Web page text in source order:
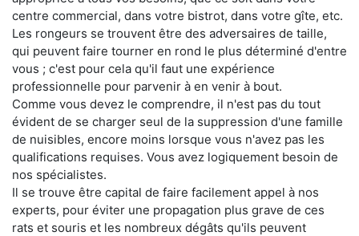
centre commercial, dans votre bistrot, dans votre gîte, etc.
Les rongeurs se trouvent être des adversaires de taille,
qui peuvent faire tourner en rond le plus déterminé d'entre
vous ; c'est pour cela qu'il faut une expérience
professionnelle pour parvenir à en venir à bout.
Comme vous devez le comprendre, il n'est pas du tout
évident de se charger seul de la suppression d'une famille
de nuisibles, encore moins lorsque vous n'avez pas les
qualifications requises. Vous avez logiquement besoin de
nos spécialistes.
Il se trouve être capital de faire facilement appel à nos
experts, pour éviter une propagation plus grave de ces
rats et souris et les nombreux dégâts qu'ils peuvent